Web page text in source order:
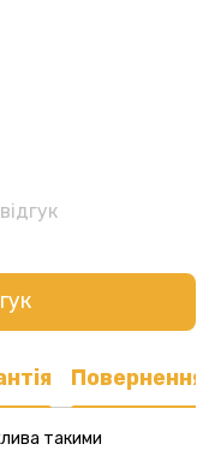
Повернення
такими